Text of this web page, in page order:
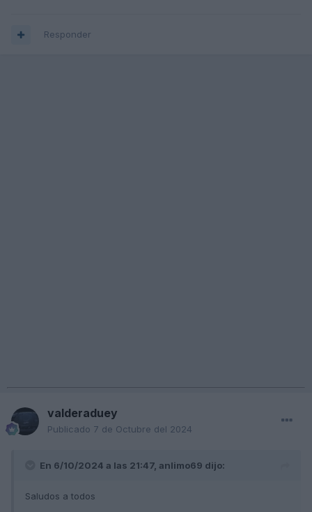
Responder
valderaduey
Publicado 7 de Octubre del 2024
En 6/10/2024 a las 21:47, anlimo69 dijo:
Saludos a todos